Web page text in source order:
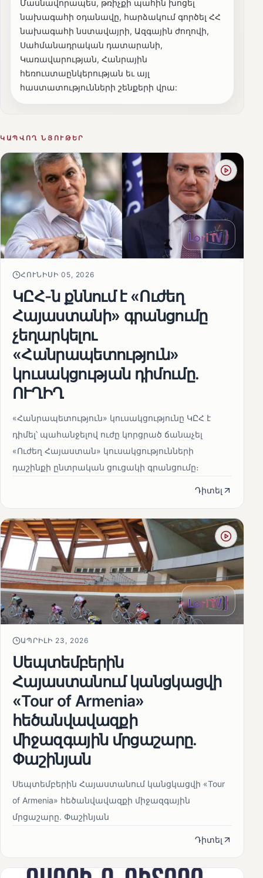
Մասնավորապես, թռիչքի պահին խոցել
նախագահի օդանավը, հարձակում գործել ՀՀ
նախագահի նստավայրի, Ազգային ժողովի,
Սահմանադրական դատարանի,
Կառավարության, Հանրային
հեռուստաընկերության եւ այլ
հաստատությունների շենքերի վրա:
ԿԱՊՎՈՂ ՆՅՈՒԹԵՐ
ՀՈՒՆԻՍԻ 05, 2026
ԿԸՀ-ն քննում է «Ուժեղ
Հայաստանի» գրանցումը
չեղարկելու
«Հանրապետություն»
կուսակցության դիմումը.
ՈՒՂԻՂ
«Հանրապետություն» կուսակցությունը ԿԸՀ է
դիմել՝ պահանջելով ուժը կորցրած ճանաչել
«Ուժեղ Հայաստան» կուսակցությունների
դաշինքի ընտրական ցուցակի գրանցումը։
Դիտել
ԱՊՐԻԼԻ 23, 2026
Սեպտեմբերին
Հայաստանում կանցկացվի
«Tour of Armenia»
հեծանվավազքի
միջազգային մրցաշարը.
Փաշինյան
Սեպտեմբերին Հայաստանում կանցկացվի «Tour
of Armenia» հեծանվավազքի միջազգային
մրցաշարը. Փաշինյան
Դիտել